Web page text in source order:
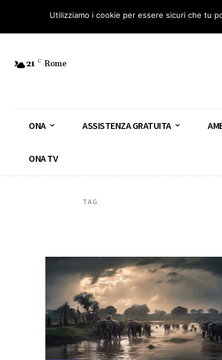
Osservatorio Nazionale Amianto: aderisci Diventa Guardia
21 C Rome
ONA ASSISTENZA GRATUITA
ONA TV
TAG
Utilizziamo i cookie per essere sicuri che tu